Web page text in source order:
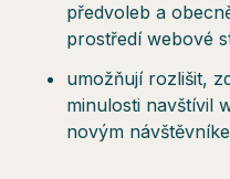
předvoleb a
prostředí webové
umožňují rozlišit,
minulosti navštívil
novým